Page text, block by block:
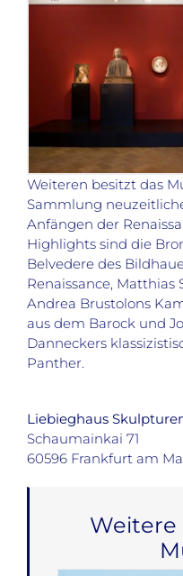
Weiteren besitzt das
Sammlung
Anfängen der
Highlights sind die
Belvedere des
Renaissance,
Andrea Brustolons
aus dem Barock und
Danneckers
Panther.
Liebieghaus
Schaumainkai 71
60596 Frankfurt am
Weitere